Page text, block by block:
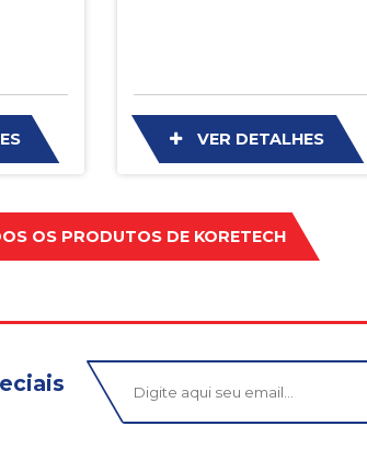
VER DETALHES
OS PRODUTOS DE KORETECH